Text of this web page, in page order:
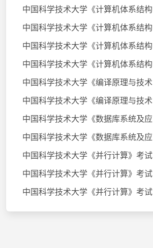
中国科学技术大学《计算机体系结构
中国科学技术大学《计算机体系结构
中国科学技术大学《计算机体系结构
中国科学技术大学《计算机体系结构
中国科学技术大学《编译原理与技术
中国科学技术大学《编译原理与技术
中国科学技术大学《数据库系统及应
中国科学技术大学《数据库系统及应
中国科学技术大学《并行计算》考试
中国科学技术大学《并行计算》考试
中国科学技术大学《并行计算》考试